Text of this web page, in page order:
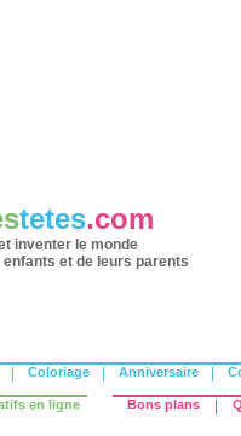
tetes.com
inventer le monde
enfants et de leurs parents
Coloriage Anniversaire
en ligne Bons plans